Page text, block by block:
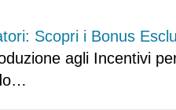
Scopri i Bonus
agli Incentivi